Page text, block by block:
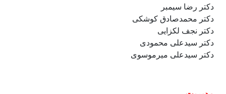
دکتر رضا سیمبر
دکتر محمدصادق کوشکی
دکتر نجف لکزایی
دکتر سیدعلی محمودی
دکتر سیدعلی میرموسوی